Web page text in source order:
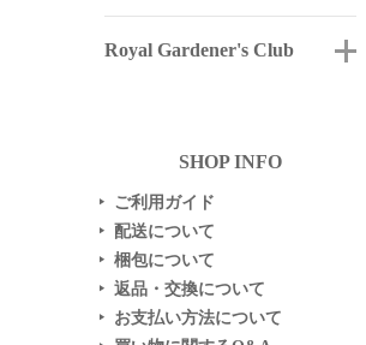
Royal Gardener's Club
SHOP INFO
▶ ご利用ガイド
▶ 配送について
▶ 梱包について
▶ 返品・交換について
▶ お支払い方法について